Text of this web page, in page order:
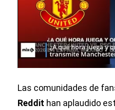
Las comunidades de
Reddit han aplaudido